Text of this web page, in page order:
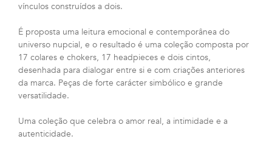
vínculos construídos a dois.
É proposta uma leitura emocional e contemporânea do
universo nupcial, e o resultado é uma coleção composta por
17 colares e chokers, 17 headpieces e dois cintos,
desenhada para dialogar entre si e com criações anteriores
da marca. Peças de forte carácter simbólico e grande
versatilidade.
Uma coleção que celebra o amor real, a intimidade e a
autenticidade.